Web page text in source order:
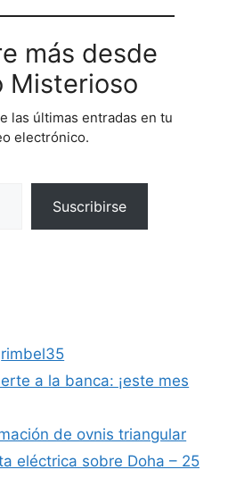
más desde
Misterioso
las últimas entradas en tu
electrónico.
Suscribirse
rimbel35
a la banca: ¡este mes
de ovnis triangular
eléctrica sobre Doha – 25